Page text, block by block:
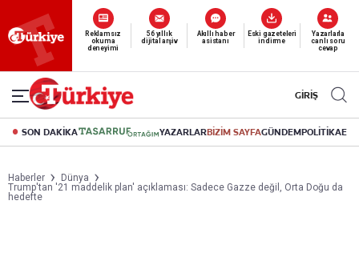
Reklamsız
okuma
deneyimi
56 yıllık
dijital arşiv
Akıllı haber
asistanı
Eski gazeteleri
indirme
Yazarlarla
canlı soru
cevap
GİRİŞ
SON DAKİKA YAZARLARBİZİM SAYFAGÜNDEMPOLİTİKA
Haberler
Dünya
Trump'tan '21 maddelik plan' açıklaması: Sadece Gazze değil, Orta Doğu da
hedefte